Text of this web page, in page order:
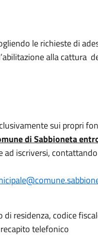
le richieste di
alla cattura
sui propri
di Sabbioneta
iscriversi,
residenza, codice
telefonico